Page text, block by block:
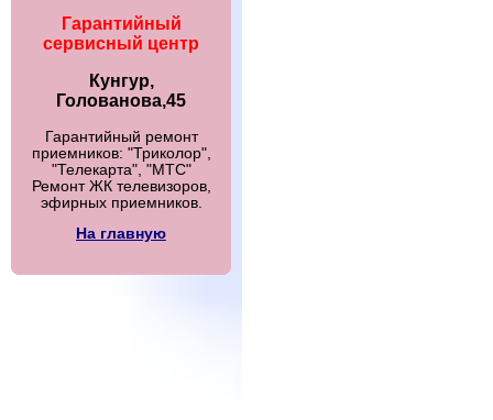
Гарантийный
сервисный центр
Кунгур,
Голованова,45
Гарантийный ремонт
приемников: "Триколор",
"Телекарта", "МТС"
Ремонт ЖК телевизоров,
эфирных приемников.
На главную